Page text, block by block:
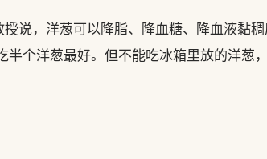
授说，洋葱可以降脂、降血糖、降血液黏
半个洋葱最好。但不能吃冰箱里放的洋葱